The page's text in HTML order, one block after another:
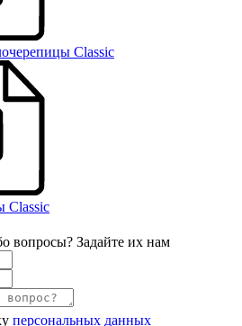
Classic
Classic
вопросы? Задайте их нам
персональных данных